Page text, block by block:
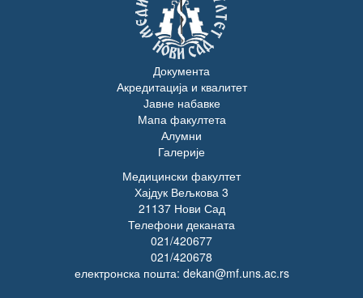
Документа
Акредитација и квалитет
Јавне набавке
Мапа факултета
Алумни
Галерије
Медицински факултет
Хајдук Вељкова 3
21137 Нови Сад
Телефони деканата
021/420677
021/420678
електронска пошта: dekan@mf.uns.ac.rs